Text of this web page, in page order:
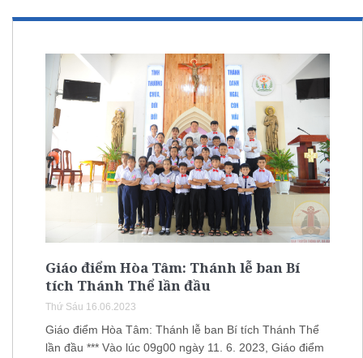
Giáo điểm Hòa Tâm: Thánh lễ ban Bí
tích Thánh Thể lần đầu
Thứ Sáu 16.06.2023
Giáo điểm Hòa Tâm: Thánh lễ ban Bí tích Thánh Thể
lần đầu *** Vào lúc 09g00 ngày 11. 6. 2023, Giáo điểm